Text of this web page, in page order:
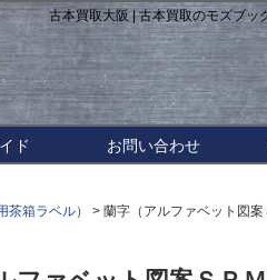
古本買取大阪 | 古本買取のモズブッ
ド お問い合わせ
茶箱ラベル） > 蘭字（アルファベット図案